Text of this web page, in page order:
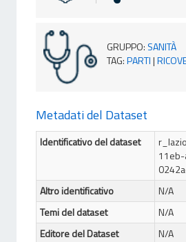
GRUPPO: SANITÀ
TAG:PARTI|
Metadati del Dataset
Identificativo del dataset
Altro identificativo
N/A
Temi del dataset
N/A
Editore del Dataset
N/A